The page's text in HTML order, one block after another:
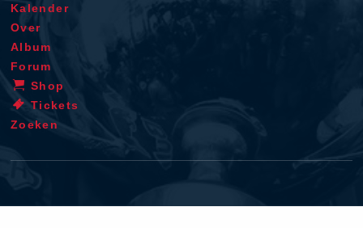
Kalender
Over
Album
Forum
Shop
Tickets
Zoeken